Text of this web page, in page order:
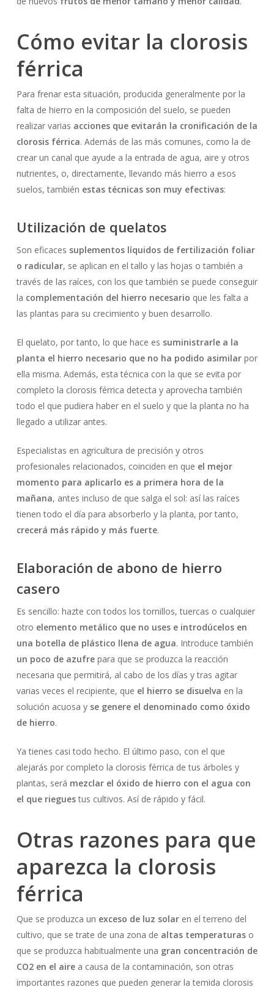
Cómo evitar la clorosis
férrica
Para frenar esta situación, producida generalmente por la
falta de hierro en la composición del suelo, se pueden
realizar varias acciones que evitarán la cronificación de la
clorosis férrica. Además de las más comunes, como la de
crear un canal que ayude a la entrada de agua, aire y otros
nutrientes, o, directamente, llevando más hierro a esos
suelos, también estas técnicas son muy efectivas:
Utilización de quelatos
Son eficaces suplementos líquidos de fertilización foliar
o radicular, se aplican en el tallo y las hojas o también a
través de las raíces, con los que también se puede conseguir
la complementación del hierro necesario que les falta a
las plantas para su crecimiento y buen desarrollo.
El quelato, por tanto, lo que hace es suministrarle a la
planta el hierro necesario que no ha podido asimilarpor
ella misma. Además, esta técnica con la que se evita por
completo la clorosis férrica detecta y aprovecha también
todo el que pudiera haber en el suelo y que la planta no ha
llegado a utilizar antes.
Especialistas en agricultura de precisión y otros
profesionales relacionados, coinciden en que el mejor
momento para aplicarlo es a primera hora de la
mañana, antes incluso de que salga el sol: así las raíces
tienen todo el día para absorberlo y la planta, por tanto,
crecerá más rápido y más fuerte.
Elaboración de abono de hierro
casero
Es sencillo: hazte con todos los tornillos, tuercas o cualquier
otro elemento metálico que no uses e introdúcelos en
una botella de plástico llena de agua. Introduce también
un poco de azufre para que se produzca la reacción
necesaria que permitirá, al cabo de los días y tras agitar
varias veces el recipiente, que el hierro se disuelva en la
solución acuosa y se genere el denominado como óxido
de hierro.
Ya tienes casi todo hecho. El último paso, con el que
alejarás por completo la clorosis férrica de tus árboles y
plantas, será mezclar el óxido de hierro con el agua con
el que rieguestus cultivos. Así de rápido y fácil.
Otras razones para que
aparezca la clorosis
férrica
Que se produzca un exceso de luz solaren el terreno del
cultivo, que se trate de una zona de altas temperaturaso
que se produzca habitualmente una gran concentración de
CO2 en el aire a causa de la contaminación, son otras
importantes razones que pueden generar la temida clorosis